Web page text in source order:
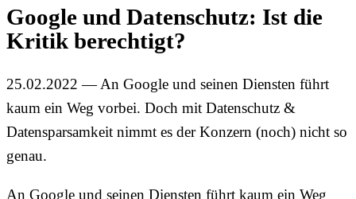
Google und Datenschutz: Ist die
Kritik berechtigt?
25.02.2022 — An Google und seinen Diensten führt
kaum ein Weg vorbei. Doch mit Datenschutz &
Datensparsamkeit nimmt es der Konzern (noch) nicht so
genau.
An Google und seinen Diensten führt kaum ein Weg